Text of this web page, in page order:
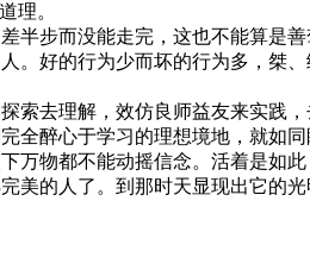
理。
步而没能走完，这也不能算是
好的行为少而坏的行为多，桀
去理解，效仿良师益友来实践
全醉心于学习的理想境地，就如
物都不能动摇信念。活着是如
的人了。到那时天显现出它的